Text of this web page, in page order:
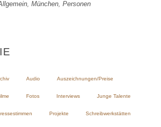
, München, Personen
Audio Auszeichnungen/Preise
Fotos Interviews Junge Talente
Projekte Schreibwerkstätten